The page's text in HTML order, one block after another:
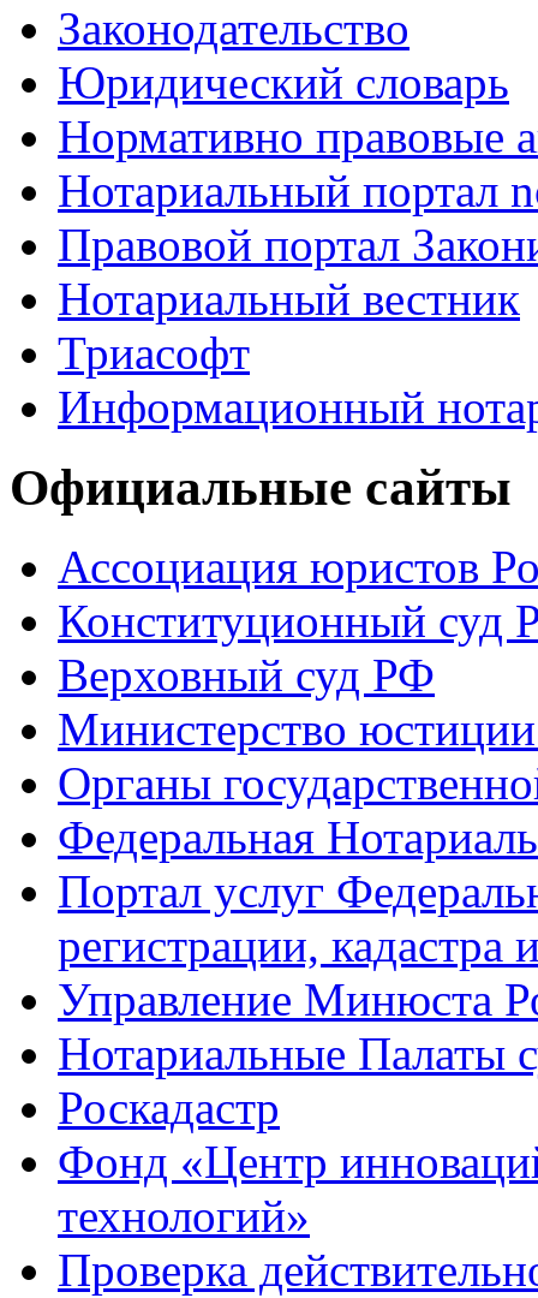
Законодательство
Юридический словарь
Нормативно правовые
Нотариальный портал
Правовой портал
Нотариальный вестник
Триасофт
Информационный
Официальные сайты
Ассоциация юристов
Конституционный суд
Верховный суд РФ
Министерство
Органы
Федеральная
Портал услуг
регистрации, кадастра
Управление Минюста
Нотариальные Палаты
Роскадастр
Фонд «Центр
технологий»
Проверка